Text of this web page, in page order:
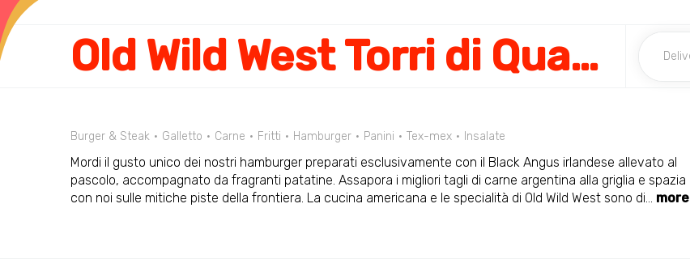
Old Wild West Torri di Quartesolo
Burger & Steak Galletto Carne Fritti Hamburger Panini Tex-mex Insalate
Mordi il gusto unico dei nostri hamburger preparati esclusivamente con il Black Angus irlandese allevato al
pascolo, accompagnato da fragranti patatine. Assapora i migliori tagli di carne argentina alla griglia e spazia
con noi sulle mitiche piste della frontiera. La cucina americana e le specialità di Old Wild West sono di... more